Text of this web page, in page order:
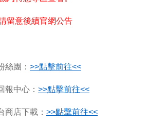
留意後續官網公告
絲團： >>點擊前往<<
報中心： >>點擊前往<<
商店下載： >>點擊前往<<